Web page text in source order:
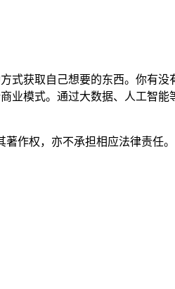
获取自己想要的东西。你有
模式。通过大数据、人工智
作权，亦不承担相应法律责任